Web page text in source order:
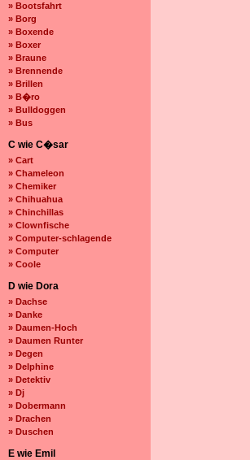
» Bootsfahrt
» Borg
» Boxende
» Boxer
» Braune
» Brennende
» Brillen
» B�ro
» Bulldoggen
» Bus
C wie C�sar
» Cart
» Chameleon
» Chemiker
» Chihuahua
» Chinchillas
» Clownfische
» Computer-schlagende
» Computer
» Coole
D wie Dora
» Dachse
» Danke
» Daumen-Hoch
» Daumen Runter
» Degen
» Delphine
» Detektiv
» Dj
» Dobermann
» Drachen
» Duschen
E wie Emil